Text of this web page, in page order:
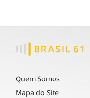
Quem Somos
Mapa do Site